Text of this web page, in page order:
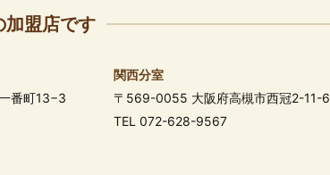
加盟店です
番町13−3
関西分室
〒569-0055 大阪府高槻市西冠2-11-6
TEL 072-628-9567